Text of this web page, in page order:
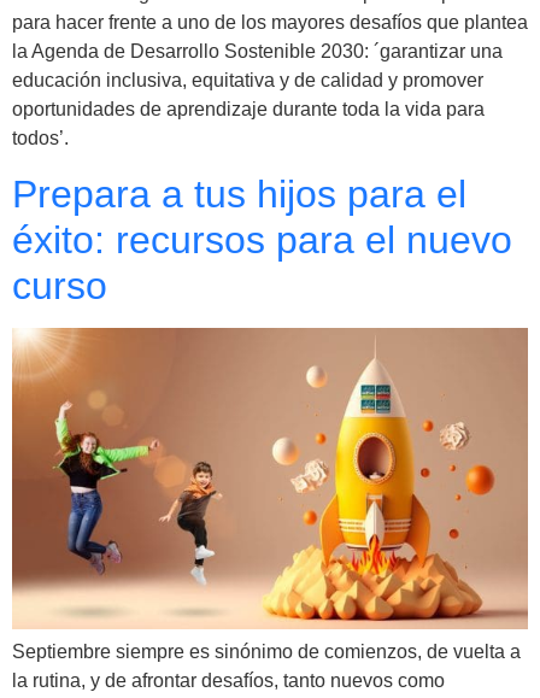
para hacer frente a uno de los mayores desafíos que plantea
la Agenda de Desarrollo Sostenible 2030: ´garantizar una
educación inclusiva, equitativa y de calidad y promover
oportunidades de aprendizaje durante toda la vida para
todos’.
Prepara a tus hijos para el
éxito: recursos para el nuevo
curso
Septiembre siempre es sinónimo de comienzos, de vuelta a
la rutina, y de afrontar desafíos, tanto nuevos como